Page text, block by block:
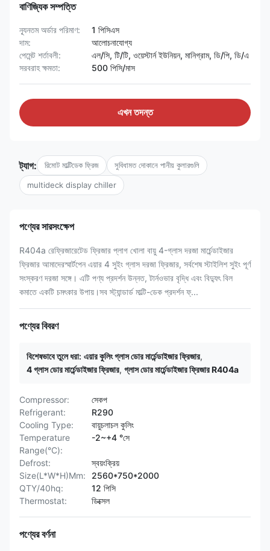
বাণিজ্যিক সম্পত্তি
ন্যূনতম অর্ডার পরিমাণ:
1 পিসিএস
দাম:
আলোচনাযোগ্য
পেমেন্ট শর্তাবলী:
এল/সি, টি/টি, ওয়েস্টার্ন ইউনিয়ন, মানিগ্রাম, ডি/পি, ডি/এ
সরবরাহ ক্ষমতা:
500 পিসি/মাস
এখন তদন্ত
ট্যাগ: রিমোট মাল্টিডেক ফ্রিজ সুবিধামত দোকানে পানীয় কুলারগুলি
multideck display chiller
পণ্যের সারসংক্ষেপ
R404a রেফ্রিজারেটেড ফ্রিজার প্লাগ খোলা বায়ু 4-গ্লাস দরজা মার্চেন্ডাইজার
ফ্রিজার আমাদেরস্মার্টপেন এয়ার 4 সুইং গ্লাস দরজা ফ্রিজার, সর্বশেষ স্টাইলিশ সুইং পূর্ণ
সংস্করণ দরজা সঙ্গে। এটি পণ্য প্রদর্শন উন্নত, টার্নওভার বৃদ্ধি এবং বিদ্যুৎ বিল
কমাতে একটি চমৎকার উপায়।সব স্ট্যান্ডার্ড মাল্টি-ডেক প্রদর্শন ফ্...
পণ্যের বিবরণ
বিশেষভাবে তুলে ধরা: এয়ার কুলিং গ্লাস ডোর মার্চেন্ডাইজার ফ্রিজার,
4 গ্লাস ডোর মার্চেন্ডাইজার ফ্রিজার, গ্লাস ডোর মার্চেন্ডাইজার ফ্রিজার R404a
Compressor:
সেকপ
Refrigerant:
R290
Cooling Type:
বায়ুচলাচল কুলিং
Temperature
Range(°C):
-2~+4 °সে
Defrost:
স্বয়ংক্রিয়
Size(L*W*H)Mm:
2560*750*2000
QTY/40hq:
12 পিসি
Thermostat:
ডিক্সেল
পণ্যের বর্ণনা